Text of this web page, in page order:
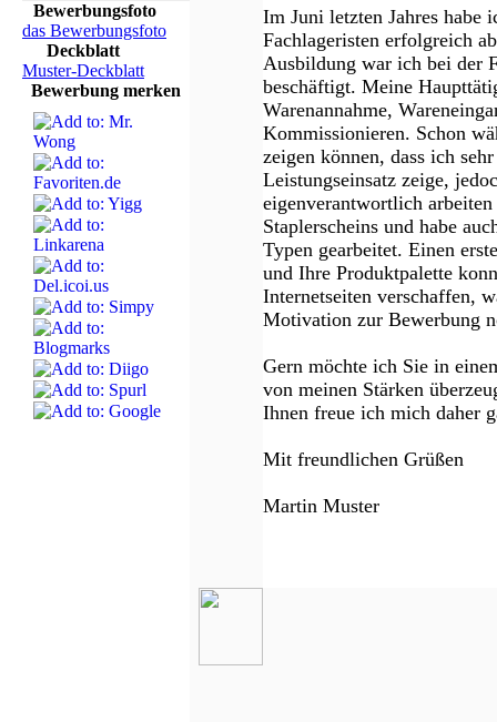
Bewerbungsfoto
das Bewerbungsfoto
Deckblatt
Muster-Deckblatt
Bewerbung merken
Im Juni letzten Jahres habe
Fachlageristen erfolgreich
Ausbildung war ich bei der
beschäftigt. Meine
Warenannahme,
Kommissionieren. Schon
zeigen können, dass ich
Leistungseinsatz zeige,
eigenverantwortlich
Staplerscheins und habe
Typen gearbeitet. Einen
und Ihre Produktpalette
Internetseiten verschaffen,
Motivation zur Bewerbung
Gern möchte ich Sie in
von meinen Stärken
Ihnen freue ich mich daher
Mit freundlichen Grüßen
Martin Muster